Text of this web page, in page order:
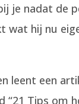
je nadat de
wat hij nu
leent een
“21 Tips om